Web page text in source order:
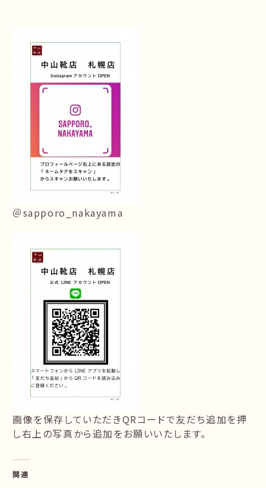
＠sapporo_nakayama
画像を保存していただきQRコードで友だち追加を押
し右上の写真から追加をお願いいたします。
関連